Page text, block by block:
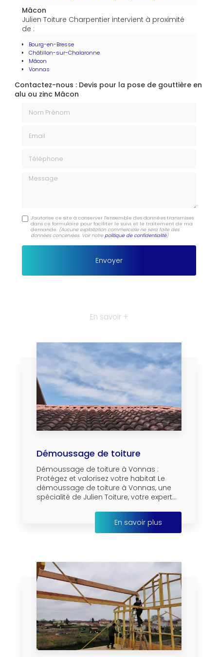
Mâcon
Julien Toiture Charpentier intervient à proximité
de :
Bourg-en-Bresse
Châtillon-sur-Chalaronne
Mâcon
Vonnas
Contactez-nous : Devis pour la pose de gouttière en
alu ou zinc Mâcon
Message
J'autorise ce site à conserver l'ensemble des données transmises
dans ce formulaire pour faciliter le suivi et le traitement de ma
demande. (Aucune exploitation commerciale ne sera faite des
données concervées. Voir notrepolitique de confidentialité)
En savoir +
Démoussage de toiture
Démoussage de toiture à Vonnas :
Protégez et valorisez votre habitat Le
démoussage de toiture à Vonnas, une
spécialité de Julien Toiture, votre expert...
En savoir plus